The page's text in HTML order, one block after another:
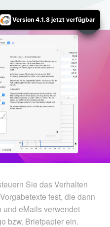
Sie das Verhalten
fest, die dann
eMails verwendet
bzw. Briefpapier ein.
Version 4.1.8 jetzt verfügbar